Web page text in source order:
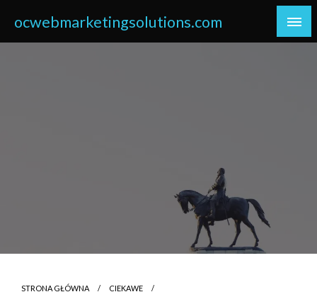
content
ocwebmarketingsolutions.com
STRONA GŁÓWNA
CIEKAWE